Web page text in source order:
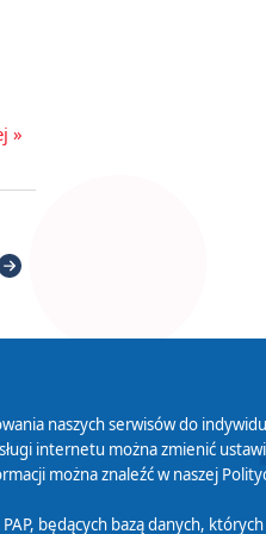
»
DAB+
naszych serwisów do
internetu można zmienić
można znaleźć w naszej
będących bazą danych,